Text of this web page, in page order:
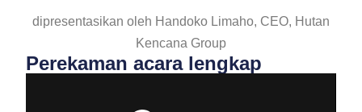
dipresentasikan oleh Handoko Limaho, CEO, Hutan
Kencana Group
Perekaman acara lengkap